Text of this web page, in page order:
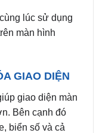
lúc sử dụng
màn hình
GIAO DIỆN
giao diện màn
Bên cạnh đó
biển số và cả